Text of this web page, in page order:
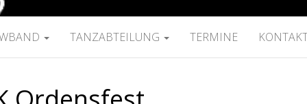
TANZABTEILUNG TERMINE